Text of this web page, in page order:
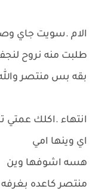
الام .سويت جاي
طلبت منه نروح
بقه بس منتصر
انتهاء .اكلك عمتي
اي وينها امي
هسه اشوفها وين
منتصر كاعده